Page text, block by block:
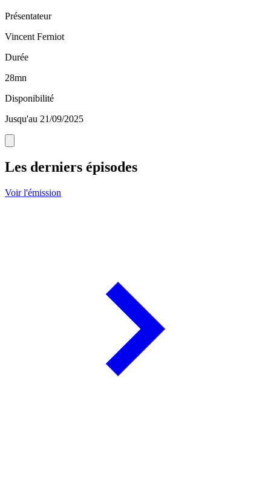
Présentateur
Vincent Ferniot
Durée
28mn
Disponibilité
Jusqu'au 21/09/2025
Les derniers épisodes
Voir l'émission